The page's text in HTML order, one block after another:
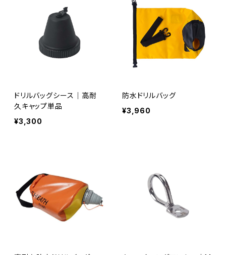
ドリルバッグシース｜高耐
久キャップ単品
¥3,300
防水ドリルバッグ
¥3,960